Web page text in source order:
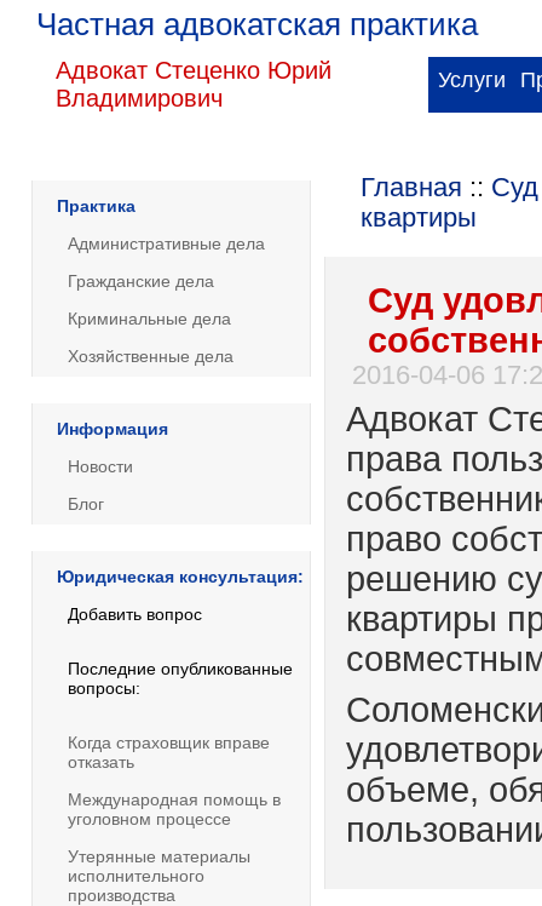
Частная адвокатская практика
Адвокат Стеценко Юрий
Владимирович
Услуги
Практика
Административные дела
Гражданские дела
Криминальные дела
Хозяйственные дела
Информация
Новости
Блог
Юридическая консультация:
Добавить вопрос
Последние опубликованные
вопросы:
Когда страховщик вправе
отказать
Международная помощь в
уголовном процессе
Утерянные материалы
исполнительного
производства
Главная :: Суд
квартиры
Суд
2016-04-06
Адвокат
права
право
решению
квартиры
объеме,